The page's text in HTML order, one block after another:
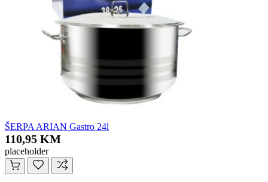
ŠERPA ARIAN Gastro 24l
110,95 KM
placeholder